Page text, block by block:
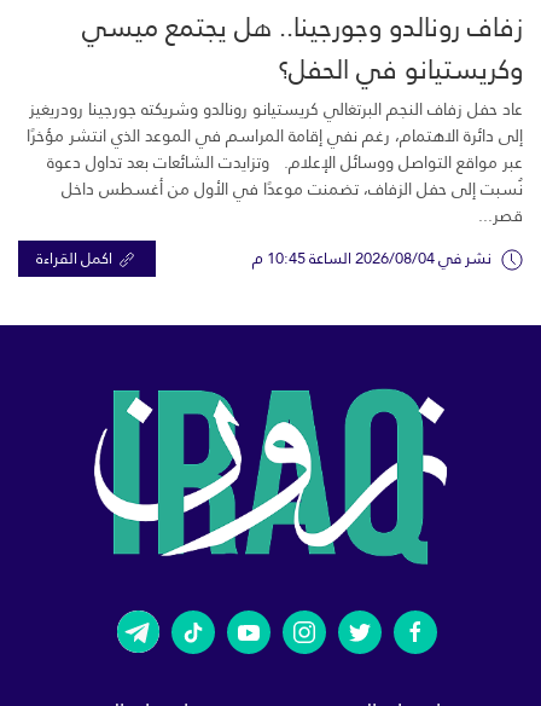
زفاف رونالدو وجورجينا.. هل يجتمع ميسي
وكريستيانو في الحفل؟
عاد حفل زفاف النجم البرتغالي كريستيانو رونالدو وشريكته جورجينا رودريغيز
إلى دائرة الاهتمام، رغم نفي إقامة المراسم في الموعد الذي انتشر مؤخرًا
عبر مواقع التواصل ووسائل الإعلام. وتزايدت الشائعات بعد تداول دعوة
نُسبت إلى حفل الزفاف، تضمنت موعدًا في الأول من أغسطس داخل
قصر...
نشر في 2026/08/04 الساعة 10:45 م اكمل القراءة